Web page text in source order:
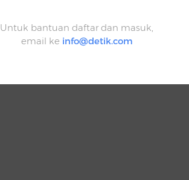
Untuk bantuan daftar dan masuk,
email ke info@detik.com